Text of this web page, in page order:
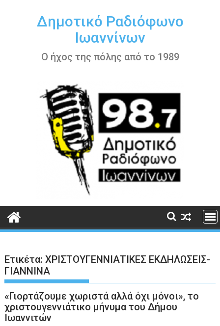
περιεχόμενοΔημοτικό Ραδιόφωνο
Ιωαννίνων
Ο ήχος της πόλης από το 1989
Ετικέτα:ΧΡΙΣΤΟΥΓΕΝΝΙΑΤΙΚΕΣ ΕΚΔΗΛΩΣΕΙΣ-
ΓΙΑΝΝΙΝΑ
«Γιορτάζουμε χωριστά αλλά όχι μόνοι», το
χριστουγεννιάτικο μήνυμα του Δήμου
Ιωαννιτών